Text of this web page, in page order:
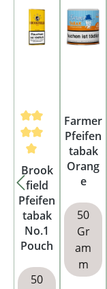
Brook
field
Pfeifen
tabak
No.1
Pouch
50
Farmer
Pfeifen
tabak
Orang
e
50
Gr
am
m